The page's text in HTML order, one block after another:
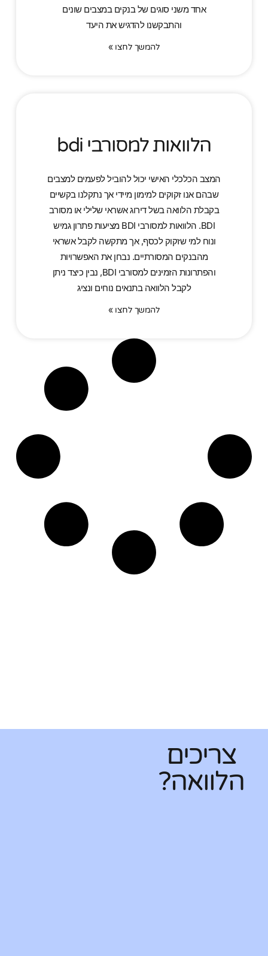
אחד משני סוגים של בנקים במצבים שונים
והתבקשנו להדגיש את היעד
להמשך לחצו »
הלוואות למסורבי bdi
המצב הכלכלי האישי יכול להוביל לפעמים למצבים
שבהם אנו זקוקים למימון מיידי אך נתקלנו בקשיים
בקבלת הלוואה בשל דירוג אשראי שלילי או מסורב
BDI. הלוואות למסורבי BDI מציעות פתרון גמיש
ונוח למי שזקוק לכסף, אך מתקשה לקבל אשראי
מהבנקים המסורתיים. נבחן את האפשרויות
והפתרונות הזמינים למסורבי BDI, נבין כיצד ניתן
לקבל הלוואה בתנאים נוחים ונציג
להמשך לחצו »
צריכים
הלוואה?